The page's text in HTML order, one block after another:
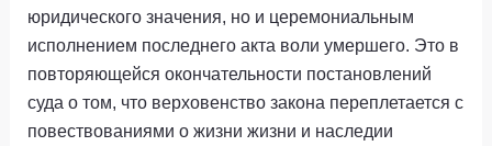
юридического значения, но и церемониальным
исполнением последнего акта воли умершего. Это в
повторяющейся окончательности постановлений
суда о том, что верховенство закона переплетается с
повествованиями о жизни жизни и наследии